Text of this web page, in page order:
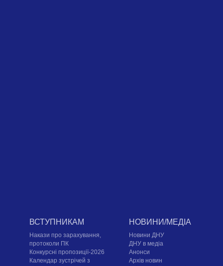
ВСТУПНИКАМ
Накази про зарахування,
протоколи ПК
Конкурсні пропозиції-2026
Календар зустрічей з
НОВИНИ/МЕДІА
Новини ДНУ
ДНУ в медіа
Анонси
Архів новин